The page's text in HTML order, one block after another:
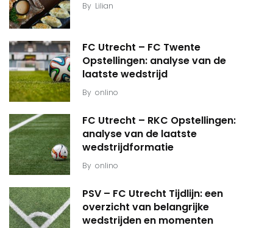
By Lilian
FC Utrecht – FC Twente
Opstellingen: analyse van de
laatste wedstrijd
By onlino
FC Utrecht – RKC Opstellingen:
analyse van de laatste
wedstrijdformatie
By onlino
PSV – FC Utrecht Tijdlijn: een
overzicht van belangrijke
wedstrijden en momenten